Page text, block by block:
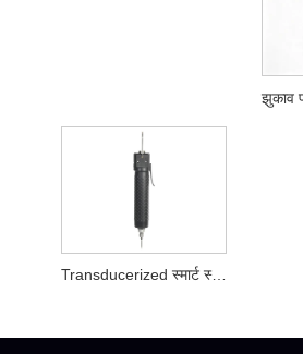
Transducerized स्मार्ट स्क्रू ड्राइभर